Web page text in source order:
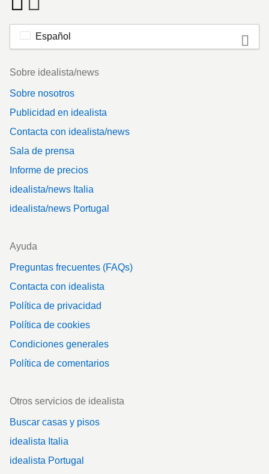
Español
Footer
Sobre idealista/news
Sobre nosotros
Publicidad en idealista
Contacta con idealista/news
Sala de prensa
Informe de precios
idealista/news Italia
idealista/news Portugal
Ayuda
Preguntas frecuentes (FAQs)
Contacta con idealista
Política de privacidad
Política de cookies
Condiciones generales
Política de comentarios
Otros servicios de idealista
Buscar casas y pisos
idealista Italia
idealista Portugal